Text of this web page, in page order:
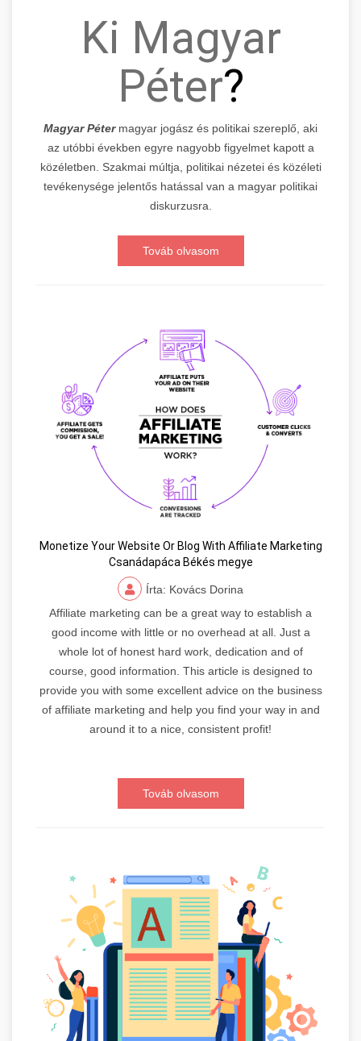
Ki Magyar
Péter?
Magyar Pétermagyar jogász és politikai szereplő, aki
az utóbbi években egyre nagyobb figyelmet kapott a
közéletben. Szakmai múltja, politikai nézetei és közéleti
tevékenysége jelentős hatással van a magyar politikai
diskurzusra.
Továb olvasom
Monetize Your Website Or Blog With Affiliate Marketing
Csanádapáca Békés megye
Írta: Kovács Dorina
Affiliate marketing can be a great way to establish a
good income with little or no overhead at all. Just a
whole lot of honest hard work, dedication and of
course, good information. This article is designed to
provide you with some excellent advice on the business
of affiliate marketing and help you find your way in and
around it to a nice, consistent profit!
Továb olvasom